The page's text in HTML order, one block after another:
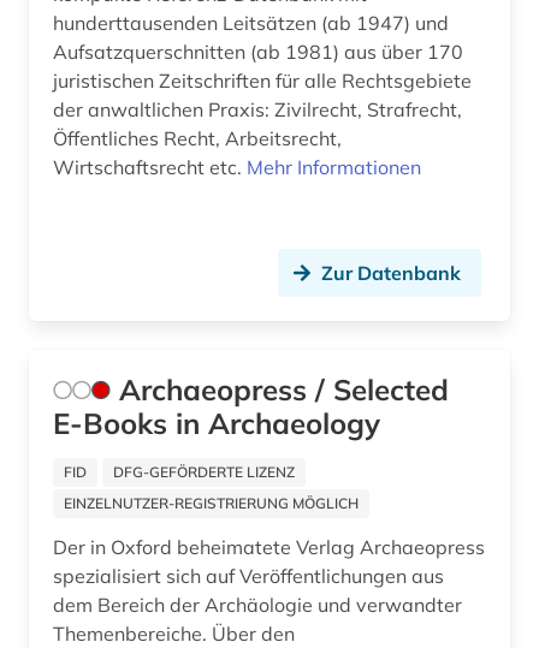
alighieri (2)
allgemein (1)
allgemeine volkswirtschaftslehre (3)
allgemeines verwaltungsrecht (1)
alltag (4)
alltagsgegenstand (1)
Zypern (1)
hunderttausenden Leitsätzen (ab 1947) und
Aufsatzquerschnitten (ab 1981) aus über 170
juristischen Zeitschriften für alle Rechtsgebiete
der anwaltlichen Praxis: Zivilrecht, Strafrecht,
Öffentliches Recht, Arbeitsrecht,
Wirtschaftsrecht etc. Mehr Informationen
Zur Datenbank
Archaeopress / Selected
E-Books in Archaeology
FID
DFG-GEFÖRDERTE LIZENZ
EINZELNUTZER-REGISTRIERUNG MÖGLICH
Der in Oxford beheimatete Verlag Archaeopress
spezialisiert sich auf Veröffentlichungen aus
dem Bereich der Archäologie und verwandter
Themenbereiche. Über den